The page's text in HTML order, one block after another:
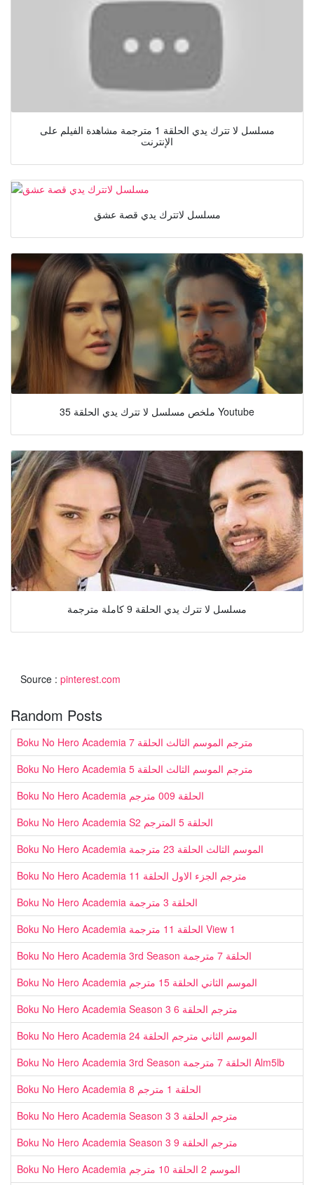
مسلسل لا تترك يدي الحلقة 1 مترجمة مشاهدة الفيلم على
الإنترنت
مسلسل لاتترك يدي قصة عشق
ملخص مسلسل لا تترك يدي الحلقة 35 Youtube
مسلسل لا تترك يدي الحلقة 9 كاملة مترجمة
Source : pinterest.com
Random Posts
Boku No Hero Academia مترجم الموسم الثالث الحلقة 7
Boku No Hero Academia مترجم الموسم الثالث الحلقة 5
Boku No Hero Academia الحلقة 009 مترجم
Boku No Hero Academia S2 الحلقة 5 المترجم
Boku No Hero Academia الموسم الثالث الحلقة 23 مترجمة
Boku No Hero Academia مترجم الجزء الاول الحلقة 11
Boku No Hero Academia الحلقة 3 مترجمة
Boku No Hero Academia الحلقة 11 مترجمة View 1
Boku No Hero Academia 3rd Season الحلقة 7 مترجمة
Boku No Hero Academia الموسم الثاني الحلقة 15 مترجم
Boku No Hero Academia Season 3 مترجم الحلقة 6
Boku No Hero Academia الموسم الثاني مترجم الحلقة 24
Boku No Hero Academia 3rd Season الحلقة 7 مترجمة Alm5lb
Boku No Hero Academia 8 الحلقة 1 مترجم
Boku No Hero Academia Season 3 مترجم الحلقة 3
Boku No Hero Academia Season 3 مترجم الحلقة 9
Boku No Hero Academia الموسم 2 الحلقة 10 مترجم